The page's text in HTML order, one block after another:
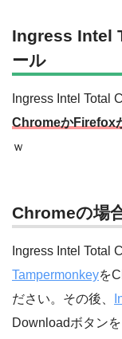
Ingress Intel
ール
Ingress Intel Total
ChromeかFirefox
ｗ
Chromeの場
Ingress Intel Total
Tampermonkeyを
ださい。その後、
Downloadボタン